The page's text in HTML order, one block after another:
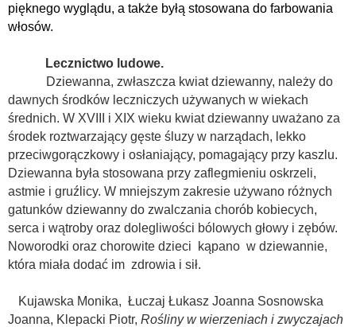
pięknego wyglądu, a także byłą stosowana do farbowania
włosów.
Lecznictwo ludowe.
Dziewanna, zwłaszcza kwiat dziewanny, należy do
dawnych środków leczniczych używanych w wiekach
średnich. W XVIII i XIX wieku kwiat dziewanny uważano za
środek roztwarzający gęste śluzy w narządach, lekko
przeciwgorączkowy i osłaniający, pomagający przy kaszlu.
Dziewanna była stosowana przy zaflegmieniu oskrzeli,
astmie i gruźlicy. W mniejszym zakresie używano różnych
gatunków dziewanny do zwalczania chorób kobiecych,
serca i wątroby oraz dolegliwości bólowych głowy i zębów.
Noworodki oraz chorowite dzieci kąpano w dziewannie,
która miała dodać im zdrowia i sił.
Kujawska Monika, Łuczaj Łukasz Joanna Sosnowska
Joanna, Klepacki Piotr, Rośliny w wierzeniach i zwyczajach